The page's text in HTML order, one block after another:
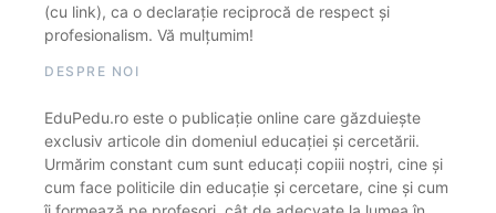
(cu link), ca o declarație reciprocă de respect și
profesionalism. Vă mulțumim!
DESPRE NOI
EduPedu.ro este o publicație online care găzduiește
exclusiv articole din domeniul educației și cercetării.
Urmărim constant cum sunt educați copiii noștri, cine și
cum face politicile din educație și cercetare, cine și cum